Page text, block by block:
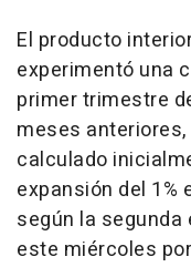
El producto
experimentó una
primer trimestre
meses
calculado
expansión del 1%
según la
este miércoles